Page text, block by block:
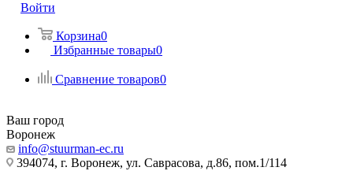
Войти
Корзина0
Избранные товары0
Сравнение товаров0
Ваш город
Воронеж
info@stuurman-ec.ru
394074, г. Воронеж, ул. Саврасова, д.86, пом.1/114